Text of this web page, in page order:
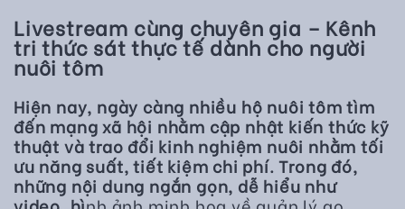
Livestream cùng chuyên gia – Kênh
tri thức sát thực tế dành cho người
nuôi tôm
Hiện nay, ngày càng nhiều hộ nuôi tôm tìm
đến mạng xã hội nhằm cập nhật kiến thức kỹ
thuật và trao đổi kinh nghiệm nuôi nhằm tối
ưu năng suất, tiết kiệm chi phí. Trong đó,
những nội dung ngắn gọn, dễ hiểu như